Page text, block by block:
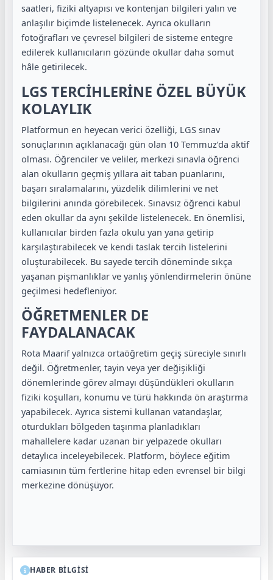
saatleri, fiziki altyapısı ve kontenjan bilgileri yalın ve
anlaşılır biçimde listelenecek. Ayrıca okulların
fotoğrafları ve çevresel bilgileri de sisteme entegre
edilerek kullanıcıların gözünde okullar daha somut
hâle getirilecek.
LGS TERCİHLERİNE ÖZEL BÜYÜK
KOLAYLIK
Platformun en heyecan verici özelliği, LGS sınav
sonuçlarının açıklanacağı gün olan 10 Temmuz’da aktif
olması. Öğrenciler ve veliler, merkezi sınavla öğrenci
alan okulların geçmiş yıllara ait taban puanlarını,
başarı sıralamalarını, yüzdelik dilimlerini ve net
bilgilerini anında görebilecek. Sınavsız öğrenci kabul
eden okullar da aynı şekilde listelenecek. En önemlisi,
kullanıcılar birden fazla okulu yan yana getirip
karşılaştırabilecek ve kendi taslak tercih listelerini
oluşturabilecek. Bu sayede tercih döneminde sıkça
yaşanan pişmanlıklar ve yanlış yönlendirmelerin önüne
geçilmesi hedefleniyor.
ÖĞRETMENLER DE
FAYDALANACAK
Rota Maarif yalnızca ortaöğretim geçiş süreciyle sınırlı
değil. Öğretmenler, tayin veya yer değişikliği
dönemlerinde görev almayı düşündükleri okulların
fiziki koşulları, konumu ve türü hakkında ön araştırma
yapabilecek. Ayrıca sistemi kullanan vatandaşlar,
oturdukları bölgeden taşınma planladıkları
mahallelere kadar uzanan bir yelpazede okulları
detaylıca inceleyebilecek. Platform, böylece eğitim
camiasının tüm fertlerine hitap eden evrensel bir bilgi
merkezine dönüşüyor.
HABER BİLGİSİ